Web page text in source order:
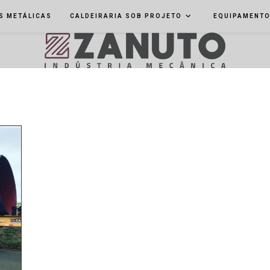
METÁLICAS CALDEIRARIA SOB PROJETO